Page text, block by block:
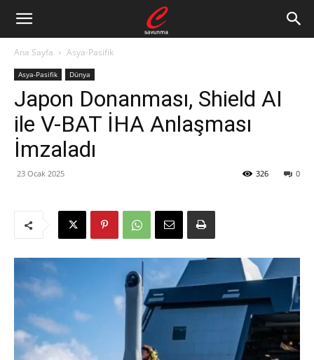
Ana Sayfa Asya-Pasifik
Asya-Pasifik Dünya
Japon Donanması, Shield AI
ile V-BAT İHA Anlaşması
İmzaladı
23 Ocak 2025 0
326